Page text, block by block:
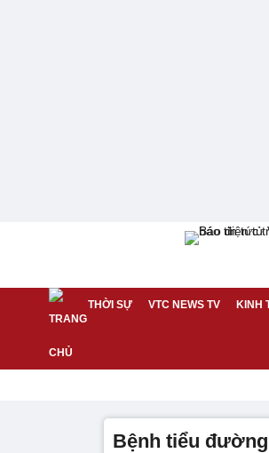
THỜI SỰ VTC NEWS TV KINH
bệnh tiểu đường